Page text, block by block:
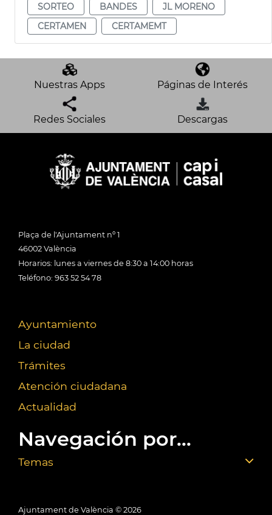
SORTEO
BANDES
JL MORENO
CERTAMEN
CERTAMEMT
Nuestras Apps Páginas de Interés
Redes Sociales Descargas
Plaça de l'Ajuntament nº 1
46002 València
Horarios: lunes a viernes de 8:30 a 14:00 horas
Teléfono: 963 52 54 78
Ayuntamiento
La ciudad
Trámites
Atención ciudadana
Actualidad
Navegación por...
Temas
Ajuntament de València © 2026